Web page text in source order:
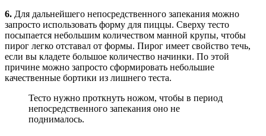
6. Для дальнейшего непосредственного запекания можно
запросто использовать форму для пиццы. Сверху тесто
посыпается небольшим количеством манной крупы, чтобы
пирог легко отставал от формы. Пирог имеет свойство течь,
если вы кладете большое количество начинки. По этой
причине можно запросто сформировать небольшие
качественные бортики из лишнего теста.
Тесто нужно проткнуть ножом, чтобы в период
непосредственного запекания оно не
поднималось.